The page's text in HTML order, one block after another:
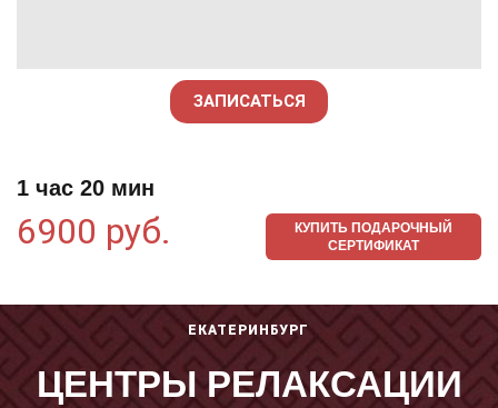
ЗАПИСАТЬСЯ
1 час 20 мин
6900 руб.
КУПИТЬ ПОДАРОЧНЫЙ
СЕРТИФИКАТ
ЕКАТЕРИНБУРГ
ЦЕНТРЫ РЕЛАКСАЦИИ